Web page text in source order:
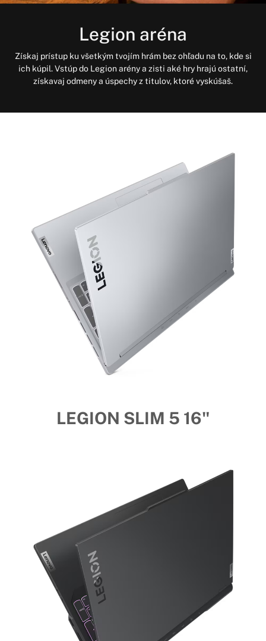
Legion aréna
Získaj prístup ku všetkým tvojím hrám bez ohľadu na to, kde si
ich kúpil. Vstúp do Legion arény a zisti aké hry hrajú ostatní,
získavaj odmeny a úspechy z titulov, ktoré vyskúšaš.
LEGION SLIM 5 16"